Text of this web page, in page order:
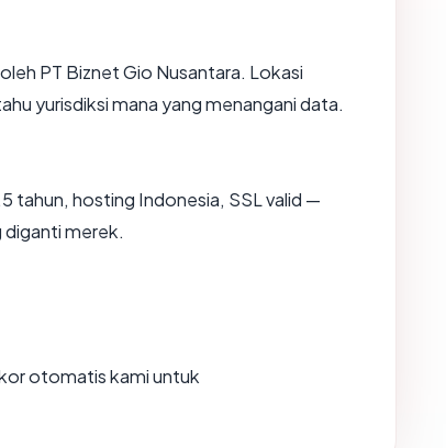
PT Biznet Gio Nusantara. Lokasi
yurisdiksi mana yang menangani data.
tahun, hosting Indonesia, SSL valid —
diganti merek.
otomatis kami untuk